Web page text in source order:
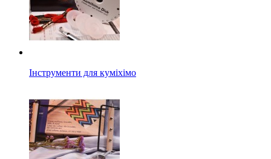
Інструменти для куміхімо